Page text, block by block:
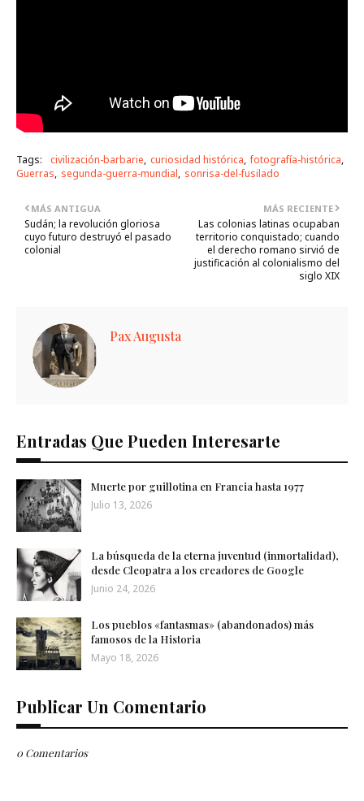
Tags: civilización-barbarie curiosidad histórica fotografía-histórica
Guerras segunda-guerra-mundial sonrisa-del-fusilado
MÁS RECIENTE
Las colonias latinas ocupaban
territorio conquistado; cuando
el derecho romano sirvió de
justificación al colonialismo del
siglo XIX
MÁS ANTIGUA
Sudán; la revolución gloriosa
cuyo futuro destruyó el pasado
colonial
Pax Augusta
Entradas Que Pueden Interesarte
Muerte por guillotina en Francia hasta 1977
Julio 13, 2026
La búsqueda de la eterna juventud (inmortalidad),
desde Cleopatra a los creadores de Google
Junio 24, 2026
Los pueblos «fantasmas» (abandonados) más
famosos de la Historia
Mayo 18, 2026
Publicar Un Comentario
0 Comentarios